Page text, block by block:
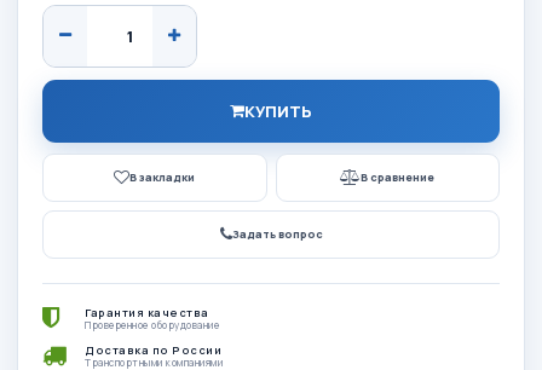
КУПИТЬ
В закладки В сравнение
Задать вопрос
Гарантия качества
Проверенное оборудование
Доставка по России
Транспортными компаниями